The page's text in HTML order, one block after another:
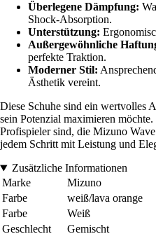
Überlegene Dämpfung:
Shock-Absorption.
Unterstützung:
Außergewöhnliche
perfekte Traktion.
Moderner Stil:
Ästhetik vereint.
Diese Schuhe sind ein wertvolles
sein Potenzial maximieren
Profispieler sind, die Mizuno
jedem Schritt mit Leistung und
Zusätzliche Informationen
Marke
Mizuno
Farbe
weiß/lava orange
Farbe
Weiß
Geschlecht
Gemischt